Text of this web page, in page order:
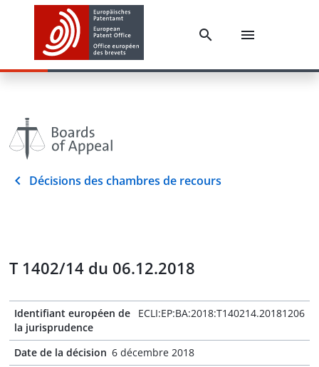
Décisions des chambres de recours
T 1402/14 du 06.12.2018
Identifiant européen de
la jurisprudence
ECLI:EP:BA:2018:T140214.20181206
Date de la décision 6 décembre 2018